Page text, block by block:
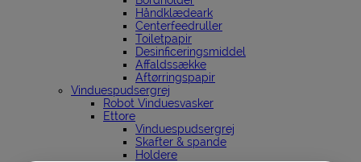
Håndklædeark
Centerfeedruller
Toiletpapir
Desinficeringsmiddel
Affaldssække
Aftørringspapir
Vinduespudsergrej
Robot Vinduesvasker
Ettore
Vinduespudsergrej
Skafter & spande
Holdere